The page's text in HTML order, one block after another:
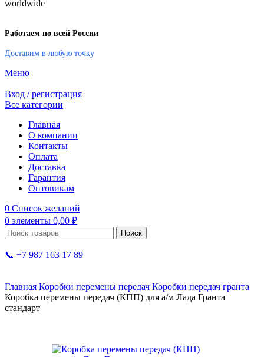
Работаем по всей России
Доставим в любую точку
Меню
Вход / регистрация
Все категории
Главная
О компании
Контакты
Оплата
Доставка
Гарантия
Оптовикам
0 Список желаний
0 элементы 0,00 ₽
Поиск
📞 +7 987 163 17 89
Главная Коробки перемены передач Коробки передач гранта
Коробка перемены передач (КПП) для а/м Лада Гранта
стандарт